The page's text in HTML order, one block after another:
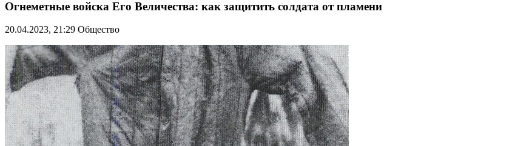
Огнеметные войска Его Величества: как защитить солдата от пламени
20.04.2023, 21:29 Общество